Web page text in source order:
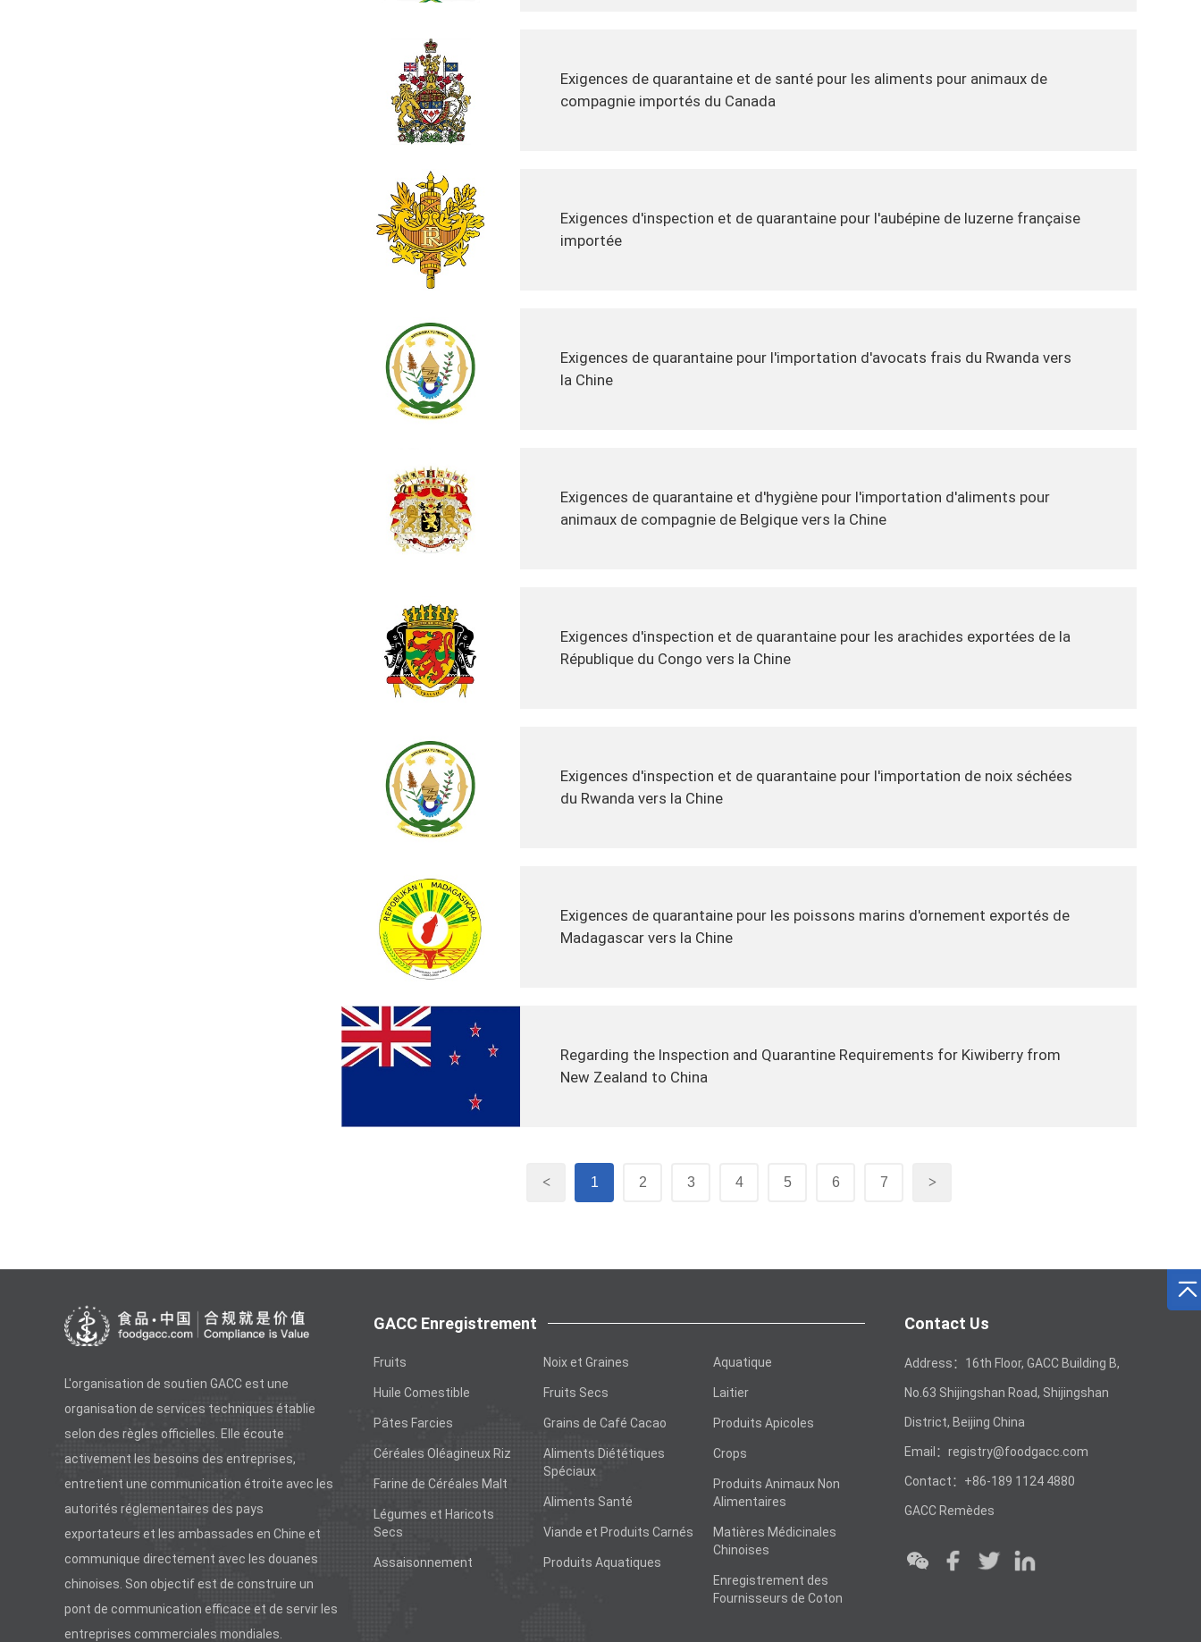
Exigences de quarantaine et de santé pour les aliments pour animaux de
compagnie importés du Canada
Exigences d'inspection et de quarantaine pour l'aubépine de luzerne française
importée
Exigences de quarantaine pour l'importation d'avocats frais du Rwanda vers
la Chine
Exigences de quarantaine et d'hygiène pour l'importation d'aliments pour
animaux de compagnie de Belgique vers la Chine
Exigences d'inspection et de quarantaine pour les arachides exportées de la
République du Congo vers la Chine
Exigences d'inspection et de quarantaine pour l'importation de noix séchées
du Rwanda vers la Chine
Exigences de quarantaine pour les poissons marins d'ornement exportés de
Madagascar vers la Chine
Regarding the Inspection and Quarantine Requirements for Kiwiberry from
New Zealand to China
< 1 2 3 4 5 6 7 >
L'organisation de soutien GACC est une
organisation de services techniques établie
selon des règles officielles. Elle écoute
activement les besoins des entreprises,
entretient une communication étroite avec les
autorités réglementaires des pays
exportateurs et les ambassades en Chine et
communique directement avec les douanes
chinoises. Son objectif est de construire un
pont de communication efficace et de servir les
entreprises commerciales mondiales.
GACC Enregistrement
Fruits
Huile Comestible
Pâtes Farcies
Céréales Oléagineux Riz
Farine de Céréales Malt
Légumes et Haricots
Secs
Assaisonnement
Noix et Graines
Fruits Secs
Grains de Café Cacao
Aliments Diététiques
Spéciaux
Aliments Santé
Viande et Produits Carnés
Produits Aquatiques
Aquatique
Laitier
Produits Apicoles
Crops
Produits Animaux Non
Alimentaires
Matières Médicinales
Chinoises
Enregistrement des
Fournisseurs de Coton
Contact Us
Address：16th Floor, GACC Building B,
No.63 Shijingshan Road, Shijingshan
District, Beijing China
Email：registry@foodgacc.com
Contact：+86-189 1124 4880
GACC Remèdes